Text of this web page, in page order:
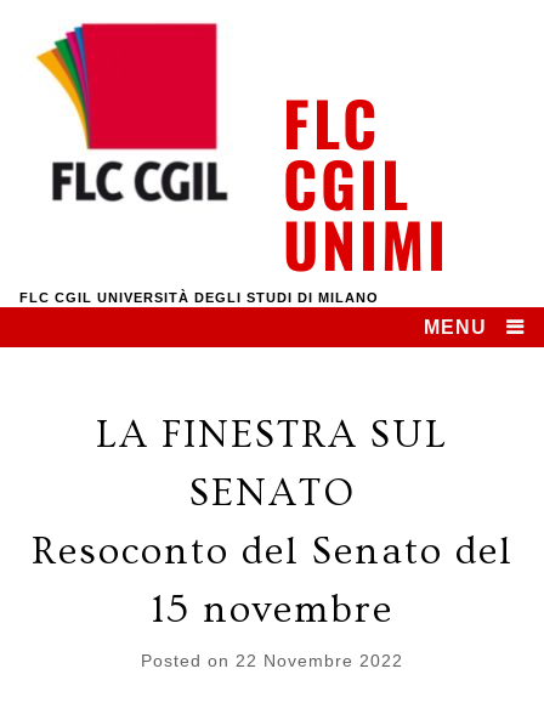
content
FLC
CGIL
UNIMI
FLC CGIL UNIVERSITÀ DEGLI STUDI DI MILANO
MENU
LA FINESTRA SUL
SENATO
Resoconto del Senato del
15 novembre
Posted on 22 Novembre 2022